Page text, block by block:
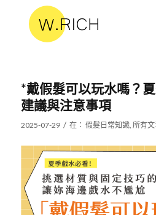
*戴假髮可以玩水嗎？
建議與注意事項
2025-07-29 / 在： 假髮日常知識, 所有文